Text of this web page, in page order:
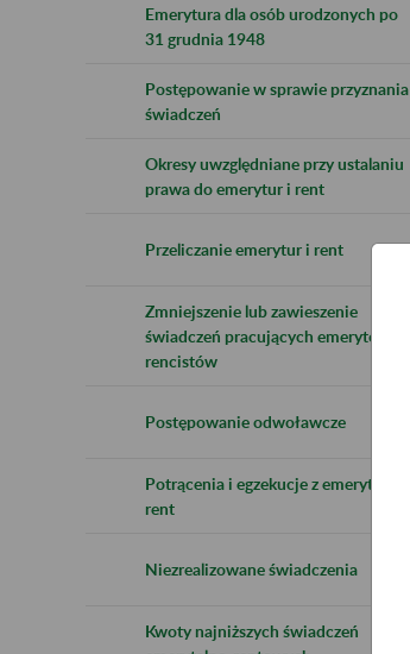
Emerytura dla osób urodzonych po
31 grudnia 1948
Postępowanie w sprawie przyznania
świadczeń
Okresy uwzględniane przy ustalaniu
prawa do emerytur i rent
Przeliczanie emerytur i rent
Zmniejszenie lub zawieszenie
świadczeń pracujących emerytów i
rencistów
Postępowanie odwoławcze
Potrącenia i egzekucje z emerytur i
rent
Niezrealizowane świadczenia
Kwoty najniższych świadczeń